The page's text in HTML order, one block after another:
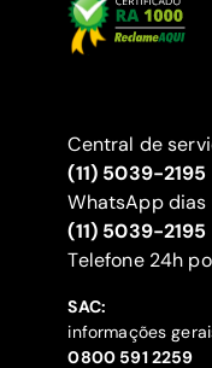
Central de
(11) 5039-2195
WhatsApp dias
(11) 5039-2195
‍Telefone 24h
SAC:
informações
‍0800 591 2259